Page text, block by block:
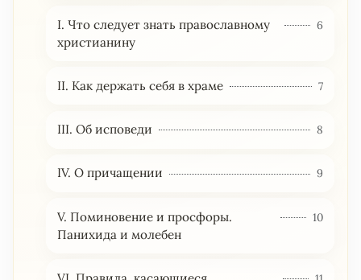
I. Что следует знать православному
христианину
6
II. Как держать себя в храме 7
III. Об исповеди 8
IV. О причащении 9
V. Поминовение и просфоры.
Панихида и молебен
10